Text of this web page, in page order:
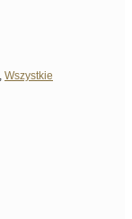
Wszystkie